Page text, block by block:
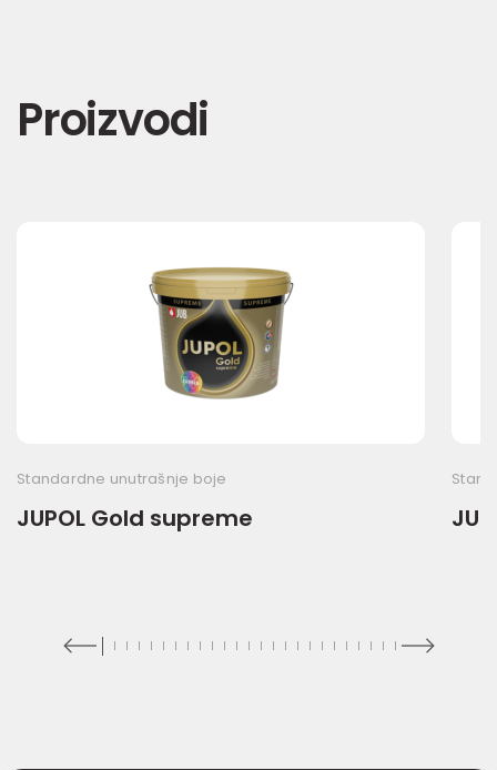
Proizvodi
Standardne unutrašnje boje
JUPOL Gold supreme